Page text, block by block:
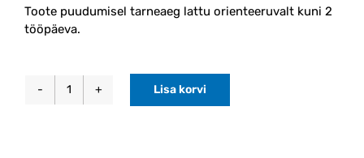
Toote puudumisel tarneaeg lattu orienteeruvalt kuni 2
tööpäeva.
Eesmise
Lisa korvi